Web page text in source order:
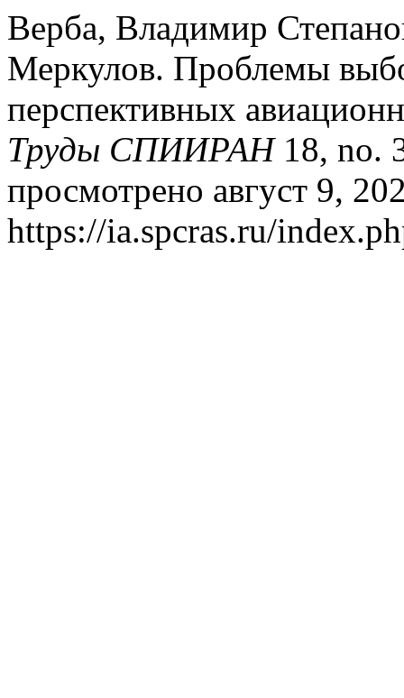
Верба, Владимир
Меркулов. Проблемы
перспективных
Труды СПИИРАН18, no.
просмотрено август 9,
https://ia.spcras.ru/